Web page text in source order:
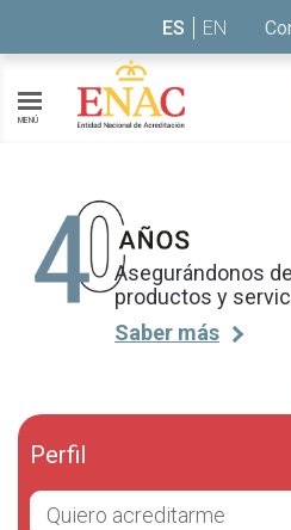
ES EN
MENÚ
Asegurándonos
productos y
Saber más
Perfil
Quiero acreditarme